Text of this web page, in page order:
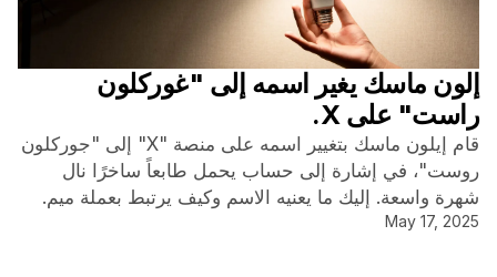
إلون ماسك يغير اسمه إلى "غوركلون
راست" على X.
قام إيلون ماسك بتغيير اسمه على منصة "X" إلى "جوركلون
روست"، في إشارة إلى حساب يحمل طابعاً ساخرًا نال
شهرة واسعة. إليك ما يعنيه الاسم وكيف يرتبط بعملة ميم.
May 17, 2025